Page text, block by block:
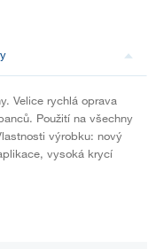
Velice rychlá oprava
Použití na všechny
výrobku: nový
vysoká krycí